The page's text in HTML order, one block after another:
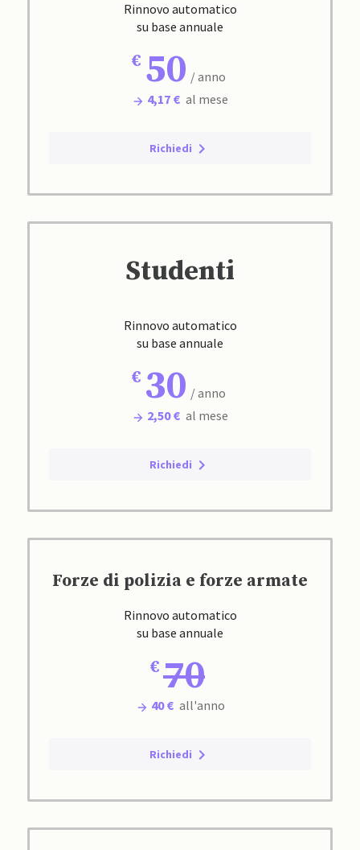
Rinnovo automatico
su base annuale
50 / anno
4,17 € al mese
Richiedi
Studenti
Rinnovo automatico
su base annuale
30 / anno
2,50 € al mese
Richiedi
Forze di polizia e forze armate
Rinnovo automatico
su base annuale
70
40 € all'anno
Richiedi